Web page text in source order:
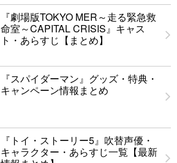
『劇場版TOKYO MER～走る緊急救
命室～CAPITAL CRISIS』キャス
ト・あらすじ【まとめ】
『スパイダーマン』グッズ・特典・
キャンペーン情報まとめ
『トイ・ストーリー5』吹替声優・
キャラクター・あらすじ一覧【最新